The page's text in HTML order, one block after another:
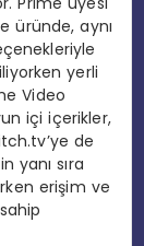
üründe, aynı
yerli
Video
içi içerikler,
de
yanı sıra
erişim ve